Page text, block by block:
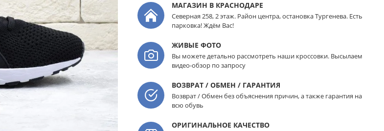
МАГАЗИН В КРАСНОДАРЕ
Северная 258, 2 этаж. Район центра, остановка Тургенева. Есть
парковка! Ждём Вас!
ЖИВЫЕ ФОТО
Вы можете детально рассмотреть наши кроссовки. Высылаем
видео-обзор по запросу
ВОЗВРАТ / ОБМЕН / ГАРАНТИЯ
Возврат / Обмен без объяснения причин, а также гарантия на
всю обувь
ОРИГИНАЛЬНОЕ КАЧЕСТВО